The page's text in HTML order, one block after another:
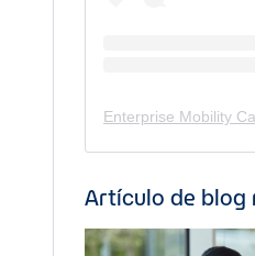
Enterprise Mobility
Artículo de blog